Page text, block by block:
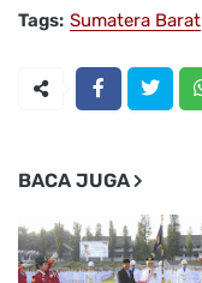
Tags: Sumatera Barat
BACA JUGA